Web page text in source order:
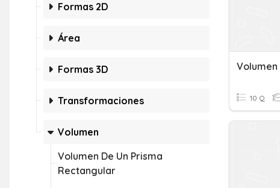
Formas 2D
Área
Formas 3D
Transformaciones
Volumen
Volumen De Un Prisma
Rectangular
10 Q